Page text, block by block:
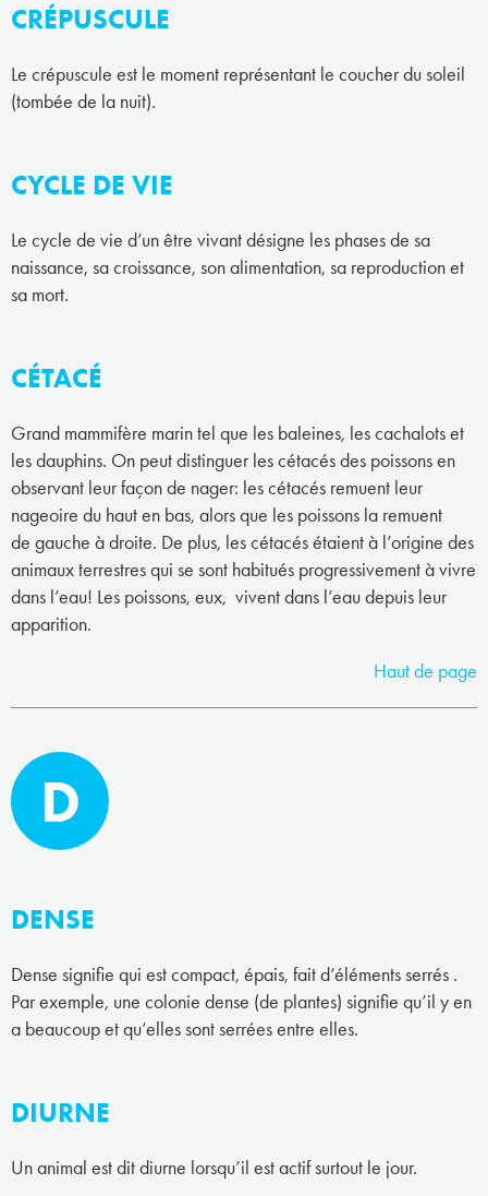
CRÉPUSCULE
Le crépuscule est le moment représentant le coucher du soleil
(tombée de la nuit).
CYCLE DE VIE
Le cycle de vie d’un être vivant désigne les phases de sa
naissance, sa croissance, son alimentation, sa reproduction et
sa mort.
CÉTACÉ
Grand mammifère marin tel que les baleines, les cachalots et
les dauphins. On peut distinguer les cétacés des poissons en
observant leur façon de nager: les cétacés remuent leur
nageoire du haut en bas, alors que les poissons la remuent
de gauche à droite. De plus, les cétacés étaient à l’origine des
animaux terrestres qui se sont habitués progressivement à vivre
dans l’eau! Les poissons, eux, vivent dans l’eau depuis leur
apparition.
Haut de page
D
DENSE
Dense signifie qui est compact, épais, fait d’éléments serrés .
Par exemple, une colonie dense (de plantes) signifie qu’il y en
a beaucoup et qu’elles sont serrées entre elles.
DIURNE
Un animal est dit diurne lorsqu’il est actif surtout le jour.